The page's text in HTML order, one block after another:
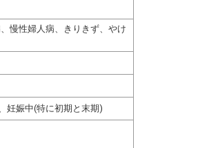
慢性婦人病、きりきず、やけ
妊娠中(特に初期と末期)